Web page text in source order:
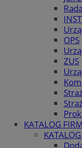
OPS
ZUS
KATALOG FIRM